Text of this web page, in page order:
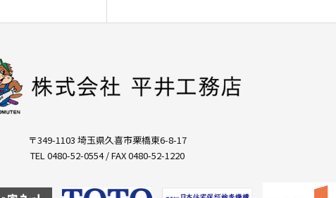
〒349-1103 埼玉県久喜市栗橋東6-8-17
TEL 0480-52-0554 / FAX 0480-52-1220